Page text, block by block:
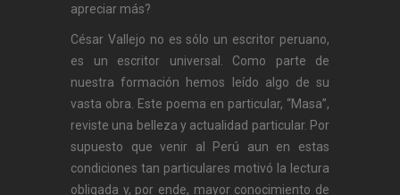
apreciar más?
César Vallejo no es sólo un escritor peruano,
es un escritor universal. Como parte de
nuestra formación hemos leído algo de su
vasta obra. Este poema en particular, “Masa”,
reviste una belleza y actualidad particular. Por
supuesto que venir al Perú aun en estas
condiciones tan particulares motivó la lectura
obligada y, por ende, mayor conocimiento de